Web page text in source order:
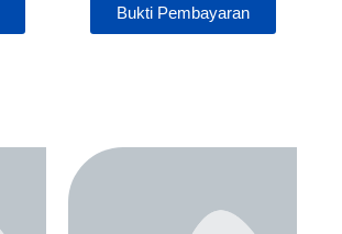
Bukti Pembayaran